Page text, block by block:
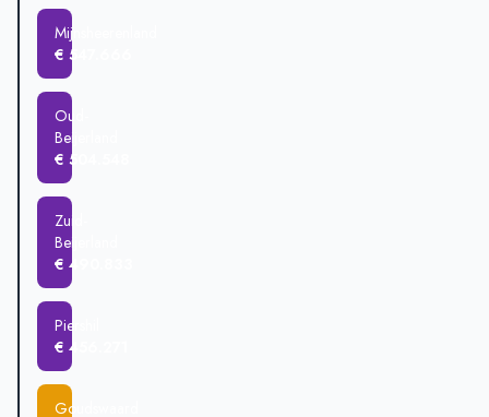
Mijnsheerenland
€ 547.666
Oud-
Beijerland
€ 504.548
Zuid-
Beijerland
€ 490.833
Piershil
€ 456.271
Goudswaard